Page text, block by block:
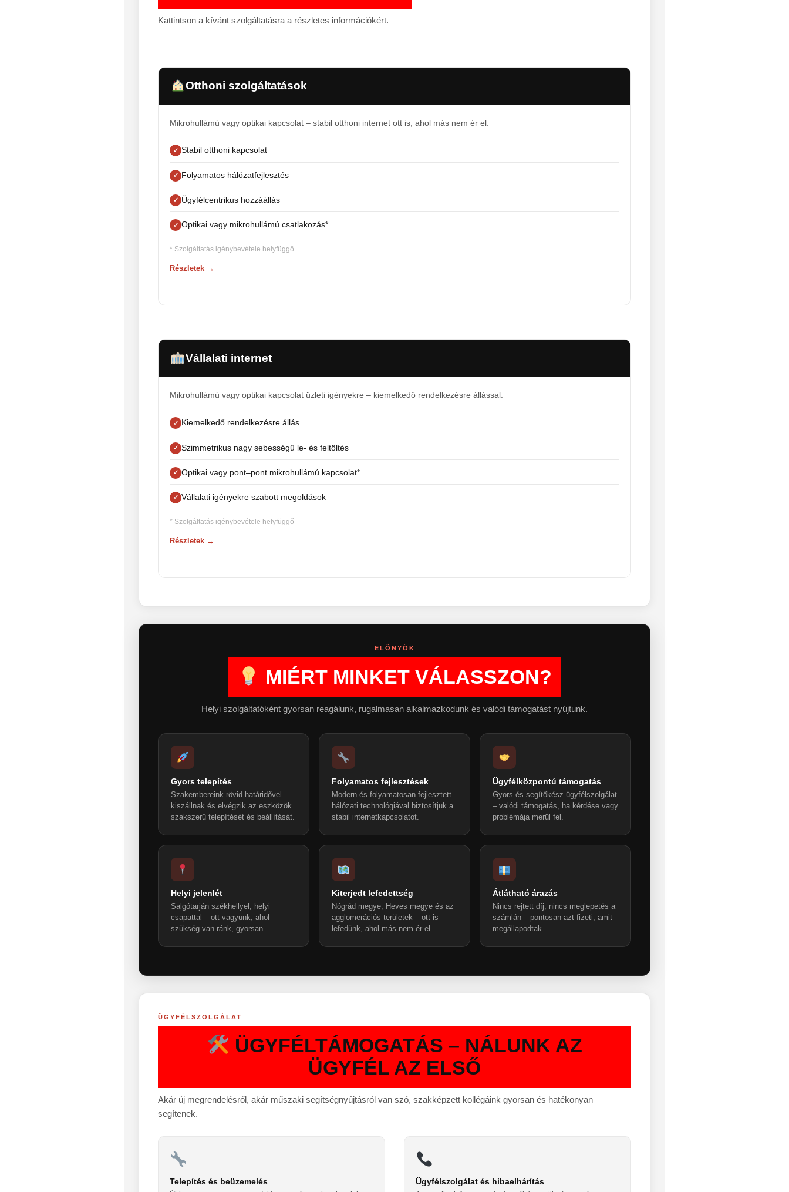
Kattintson a kívánt szolgáltatásra a részletes információkért.
Otthoni szolgáltatások
Mikrohullámú vagy optikai kapcsolat – stabil otthoni internet ott is, ahol más nem ér el.
Stabil otthoni kapcsolat
Folyamatos hálózatfejlesztés
Ügyfélcentrikus hozzáállás
Optikai vagy mikrohullámú csatlakozás*
* Szolgáltatás igénybevétele helyfüggő
Részletek →
Vállalati internet
Mikrohullámú vagy optikai kapcsolat üzleti igényekre – kiemelkedő rendelkezésre állással.
Kiemelkedő rendelkezésre állás
Szimmetrikus nagy sebességű le- és feltöltés
Optikai vagy pont–pont mikrohullámú kapcsolat*
Vállalati igényekre szabott megoldások
* Szolgáltatás igénybevétele helyfüggő
Részletek →
ELŐNYÖK
MIÉRT MINKET VÁLASSZON?
Helyi szolgáltatóként gyorsan reagálunk, rugalmasan alkalmazkodunk és valódi támogatást nyújtunk.
Gyors telepítés
Szakembereink rövid határidővel
kiszállnak és elvégzik az eszközök
szakszerű telepítését és beállítását.
Folyamatos fejlesztések
Modern és folyamatosan fejlesztett
hálózati technológiával biztosítjuk a
stabil internetkapcsolatot.
Ügyfélközpontú támogatás
Gyors és segítőkész ügyfélszolgálat
– valódi támogatás, ha kérdése vagy
problémája merül fel.
Helyi jelenlét
Salgótarján székhellyel, helyi
csapattal – ott vagyunk, ahol
szükség van ránk, gyorsan.
Kiterjedt lefedettség
Nógrád megye, Heves megye és az
agglomerációs területek – ott is
lefedünk, ahol más nem ér el.
Átlátható árazás
Nincs rejtett díj, nincs meglepetés a
számlán – pontosan azt fizeti, amit
megállapodtak.
ÜGYFÉLSZOLGÁLAT
ÜGYFÉLTÁMOGATÁS – NÁLUNK AZ
ÜGYFÉL AZ ELSŐ
Akár új megrendelésről, akár műszaki segítségnyújtásról van szó, szakképzett kollégáink gyorsan és hatékonyan
segítenek.
Telepítés és beüzemelés Ügyfélszolgálat és hibaelhárítás